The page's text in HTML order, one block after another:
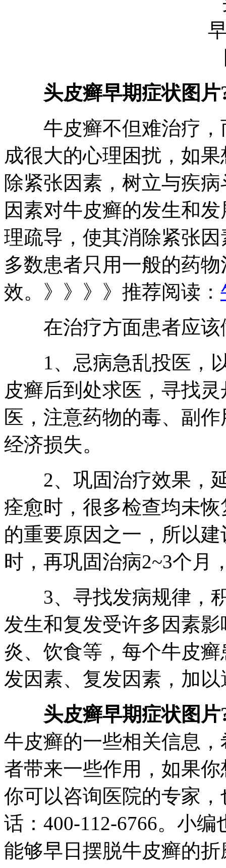
头皮癣早期症状图片
牛皮癣不但难治疗，
成很大的心理困扰，如
除紧张因素，树立与疾
因素对牛皮癣的发生和
理疏导，使其消除紧张
多数患者只用一般的药
效。》》》》推荐阅读：
在治疗方面患者应该
1、忌病急乱投医，以
皮癣后到处求医，寻找
医，注意药物的毒、副
经济损失。
2、巩固治疗效果，延
痊愈时，很多检查均未
的重要原因之一，所以
时，再巩固治病2~3个月
3、寻找发病规律，积
发生和复发受许多因素
炎、饮食等，每个牛皮
发因素、复发因素，加
头皮癣早期症状图片
牛皮癣的一些相关信息
者带来一些作用，如果你
你可以咨询医院的专家
话：400-112-6766。小
能够早日摆脱牛皮癣的